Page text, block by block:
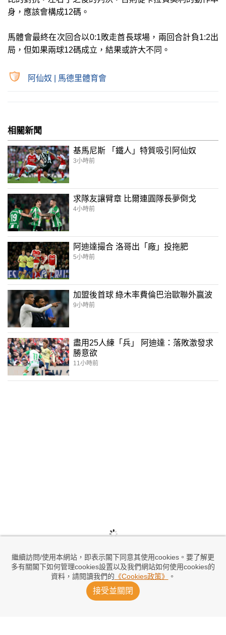
繼續訪問/使用本網站，即表示閣下同意其使用cookies。要了解更
多有關閣下如何管理cookies設置以及我們網站如何使用cookies的
資料，請閱讀我們的 《Cookies政策》 。
接受並關閉
身，應該會構成12碼。
馬體會最終在次回合以0:1敗走酋長球場，兩回合計負1:2出
局，但如果兩球12碼成立，結果或許大不同。
阿仙奴 馬德里體育會
相關新聞
基馬尼斯 「鐵人」特質吸引阿仙奴
3小時前
求隊友讓臂章 比爾連圓隊長夢倒戈
4小時前
阿迪達撮合 洛哥出「廠」投拖肥
5小時前
加盟後首球 綠木率費倫巴治歐聯外贏波
9小時前
盡用25人練「兵」 阿迪達：落敗激發求
勝意欲
11小時前